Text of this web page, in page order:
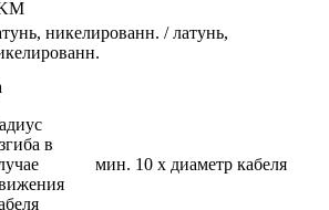
никелированн. / латунь,
в
мин. 10 x диаметр кабеля